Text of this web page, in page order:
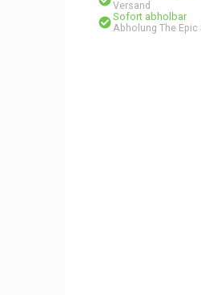
Versand
Sofort abholbar
Abholung The Epic